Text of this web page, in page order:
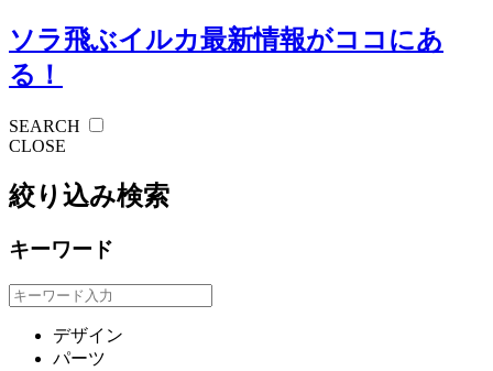
ソラ飛ぶイルカ最新情報がココにあ
る！
SEARCH
CLOSE
絞り込み検索
キーワード
デザイン
パーツ